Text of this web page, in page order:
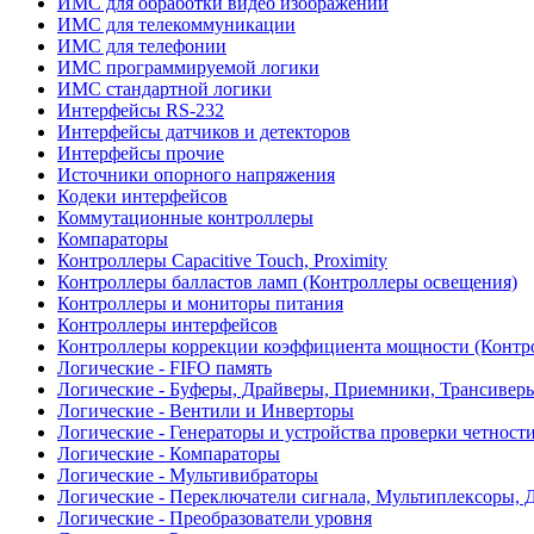
ИМС для телекоммуникации
ИМС для телефонии
ИМС программируемой логики
ИМС стандартной логики
Интерфейсы RS-232
Интерфейсы датчиков и детекторов
Интерфейсы прочие
Источники опорного напряжения
Кодеки интерфейсов
Коммутационные контроллеры
Компараторы
Контроллеры Capacitive Touch, Proximity
Контроллеры балластов ламп (Контроллеры освещения)
Контроллеры и мониторы питания
Контроллеры интерфейсов
Контроллеры коррекции коэффициента мощности
Логические - FIFO память
Логические - Буферы, Драйверы, Приемники,
Логические - Вентили и Инверторы
Логические - Генераторы и устройства проверки четности
Логические - Компараторы
Логические - Мультивибраторы
Логические - Переключатели сигнала, Мультиплексоры,
Логические - Преобразователи уровня